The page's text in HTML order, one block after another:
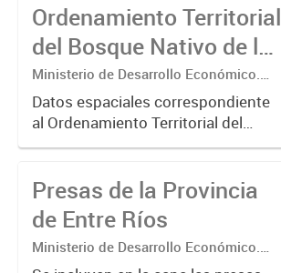
Ordenamiento Territorial
del Bosque Nativo de la
Provincia de Entre Ríos
Ministerio de Desarrollo Económico.
Secretaría de Agricultura, Ganadería y
Pesca. Area de Bosques Nativos
Datos espaciales correspondiente
al Ordenamiento Territorial del
Bosque Nativo en la Provincia de
Provincial Nro. 10284. Los datos
pueden ser visualizados con QG...
Presas de la Provincia
de Entre Ríos
Ministerio de Desarrollo Económico.
Secretaría de Agricultura Ganadería y